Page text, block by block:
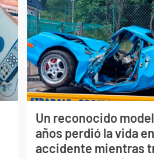
Un reconocido
años perdió la vida
accidente mientras